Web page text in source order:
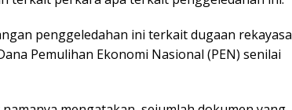
penggeledahan ini terkait dugaan rekayasa
Pemulihan Ekonomi Nasional (PEN) senilai